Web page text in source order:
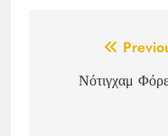
navigation
Νότιγχαμ